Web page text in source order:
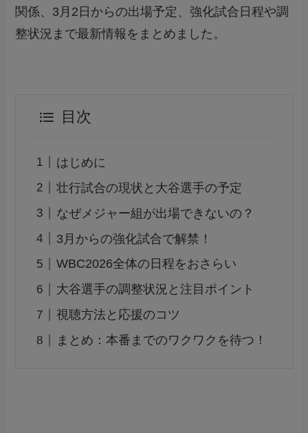
関係、3月2日からの出場予定、強化試合日程や調
整状況まで最新情報をまとめました。
目次
はじめに
壮行試合の現状と大谷選手の予定
なぜメジャー組が出場できないの？
3月からの強化試合で解禁！
WBC2026全体の日程をおさらい
大谷選手の調整状況と注目ポイント
視聴方法と応援のコツ
まとめ：本番までのワクワクを待つ！